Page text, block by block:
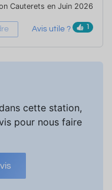
Cauterets en Juin 2026
Avis utile ? 1
cette station,
pour nous faire